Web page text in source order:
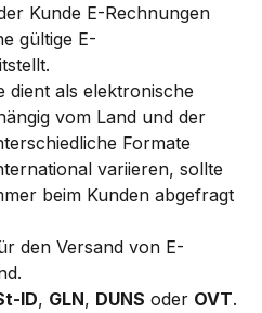
Kunde E-Rechnungen
gültige E-
dient als elektronische
vom Land und der
Formate
variieren, sollte
beim Kunden abgefragt
den Versand von E-
ID, GLN, DUNS oder OVT.